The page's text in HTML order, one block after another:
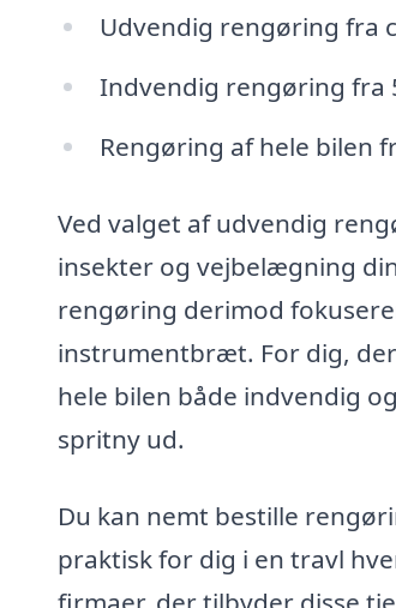
Udvendig rengøring fra
Indvendig rengøring fra
Rengøring af hele bilen
Ved valget af udvendig
insekter og vejbelægning
rengøring derimod
instrumentbræt. For dig,
hele bilen både indvendig
spritny ud.
Du kan nemt bestille
praktisk for dig i en travl